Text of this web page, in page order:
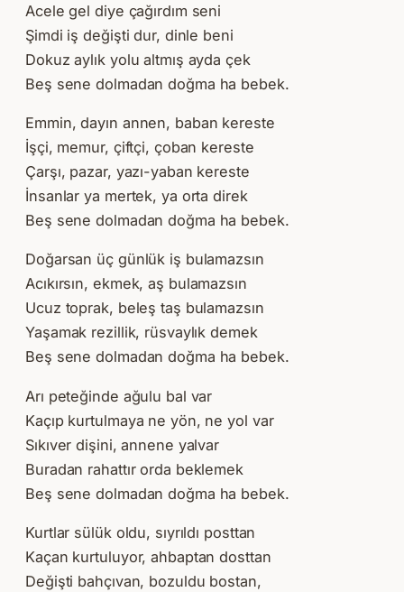
Acele gel diye çağırdım seni
Şimdi iş değişti dur, dinle beni
Dokuz aylık yolu altmış ayda çek
Beş sene dolmadan doğma ha bebek.
Emmin, dayın annen, baban kereste
İşçi, memur, çiftçi, çoban kereste
Çarşı, pazar, yazı-yaban kereste
İnsanlar ya mertek, ya orta direk
Beş sene dolmadan doğma ha bebek.
Doğarsan üç günlük iş bulamazsın
Acıkırsın, ekmek, aş bulamazsın
Ucuz toprak, beleş taş bulamazsın
Yaşamak rezillik, rüsvaylık demek
Beş sene dolmadan doğma ha bebek.
Arı peteğinde ağulu bal var
Kaçıp kurtulmaya ne yön, ne yol var
Sıkıver dişini, annene yalvar
Buradan rahattır orda beklemek
Beş sene dolmadan doğma ha bebek.
Kurtlar sülük oldu, sıyrıldı posttan
Kaçan kurtuluyor, ahbaptan dosttan
Değişti bahçıvan, bozuldu bostan,